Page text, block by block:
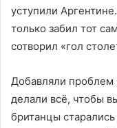
уступили
только забил тот
сотворил «гол
Добавляли
делали всё, чтобы
британцы